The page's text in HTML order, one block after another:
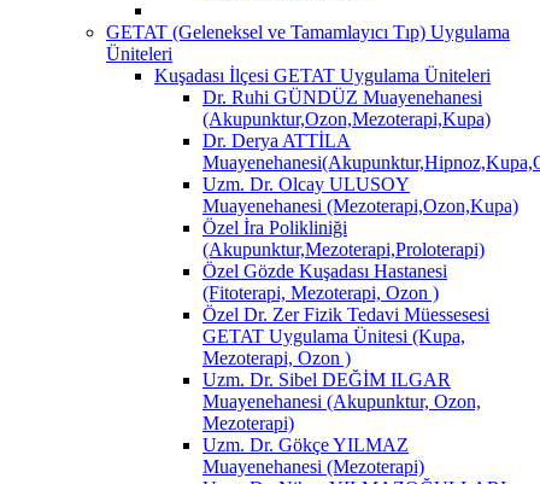
GETAT (Geleneksel ve Tamamlayıcı Tıp) Uygulama
Üniteleri
Kuşadası İlçesi GETAT Uygulama Üniteleri
Dr. Ruhi GÜNDÜZ Muayenehanesi
(Akupunktur,Ozon,Mezoterapi,Kupa)
Dr. Derya ATTİLA
Uzm. Dr. Olcay ULUSOY
Muayenehanesi (Mezoterapi,Ozon,Kupa)
Özel İra Polikliniği
(Akupunktur,Mezoterapi,Proloterapi)
Özel Gözde Kuşadası Hastanesi
(Fitoterapi, Mezoterapi, Ozon )
Özel Dr. Zer Fizik Tedavi Müessesesi
GETAT Uygulama Ünitesi (Kupa,
Mezoterapi, Ozon )
Uzm. Dr. Sibel DEĞİM ILGAR
Muayenehanesi (Akupunktur, Ozon,
Mezoterapi)
Uzm. Dr. Gökçe YILMAZ
Muayenehanesi (Mezoterapi)